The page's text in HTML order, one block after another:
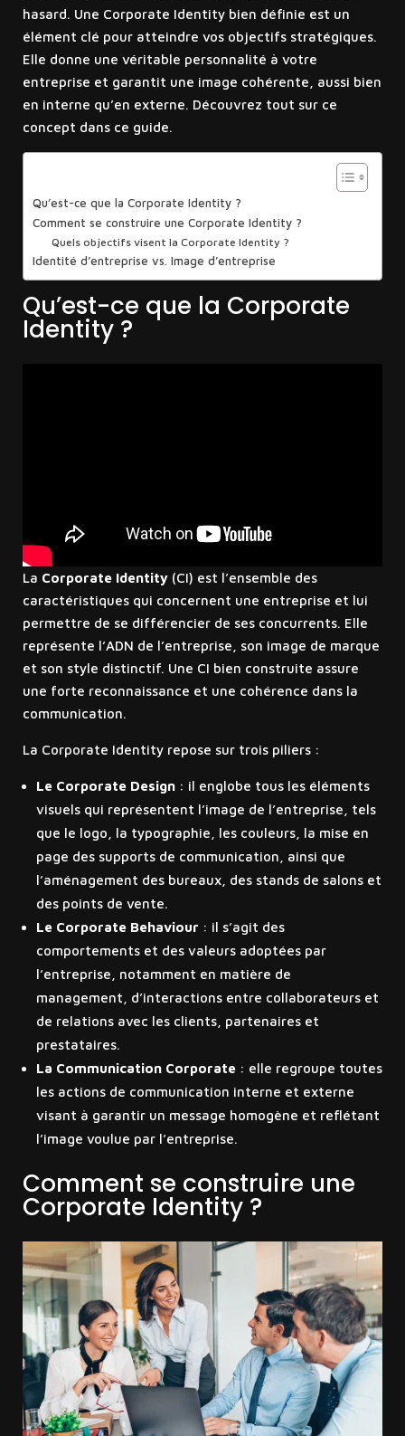
hasard. Une Corporate Identity bien définie est un
élément clé pour atteindre vos objectifs stratégiques.
Elle donne une véritable personnalité à votre
entreprise et garantit une image cohérente, aussi bien
en interne qu’en externe. Découvrez tout sur ce
concept dans ce guide.
Qu’est-ce que la Corporate Identity ?
Comment se construire une Corporate Identity ?
Quels objectifs visent la Corporate Identity ?
Identité d’entreprise vs. Image d’entreprise
Qu’est-ce que la Corporate
Identity ?
La Corporate Identity(CI) est l’ensemble des
caractéristiques qui concernent une entreprise et lui
permettre de se différencier de ses concurrents. Elle
représente l’ADN de l’entreprise, son image de marque
et son style distinctif. Une CI bien construite assure
une forte reconnaissance et une cohérence dans la
communication.
La Corporate Identity repose sur trois piliers :
Le Corporate Design: il englobe tous les éléments
visuels qui représentent l’image de l’entreprise, tels
que le logo, la typographie, les couleurs, la mise en
page des supports de communication, ainsi que
l’aménagement des bureaux, des stands de salons et
des points de vente.
Le Corporate Behaviour : il s’agit des
comportements et des valeurs adoptées par
l’entreprise, notamment en matière de
management, d’interactions entre collaborateurs et
de relations avec les clients, partenaires et
prestataires.
La Communication Corporate: elle regroupe toutes
les actions de communication interne et externe
visant à garantir un message homogène et reflétant
l’image voulue par l’entreprise.
Comment se construire une
Corporate Identity ?